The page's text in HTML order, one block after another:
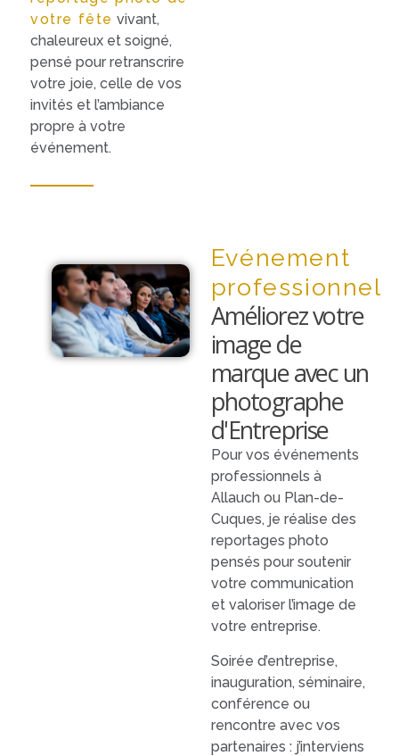
votre fête vivant,
chaleureux et soigné,
pensé pour retranscrire
votre joie, celle de vos
invités et l’ambiance
propre à votre
événement.
Evénement
professionnel
Améliorez votre
image de
marque avec un
photographe
d'Entreprise
Pour vos événements
professionnels à
Allauch ou Plan-de-
Cuques, je réalise des
reportages photo
pensés pour soutenir
votre communication
et valoriser l’image de
votre entreprise.
Soirée d’entreprise,
inauguration, séminaire,
conférence ou
rencontre avec vos
partenaires : j’interviens